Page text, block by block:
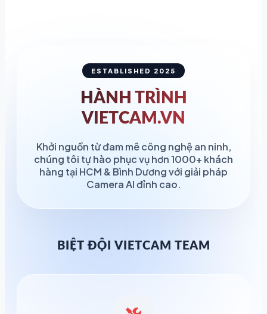
ESTABLISHED 2025
HÀNH TRÌNH
VIETCAM.VN
Khởi nguồn từ đam mê công nghệ an ninh,
chúng tôi tự hào phục vụ hơn 1000+ khách
hàng tại HCM & Bình Dương với giải pháp
Camera AI đỉnh cao.
BIỆT ĐỘI VIETCAM TEAM